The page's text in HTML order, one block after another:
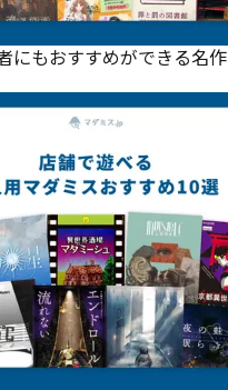
にもおすすめができる名作